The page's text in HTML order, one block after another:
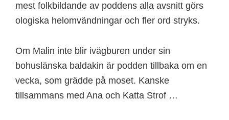
mest folkbildande av poddens alla avsnitt görs
ologiska helomvändningar och fler ord stryks.
Om Malin inte blir ivägburen under sin
bohuslänska baldakin är podden tillbaka om en
vecka, som grädde på moset. Kanske
tillsammans med Ana och Katta Strof …